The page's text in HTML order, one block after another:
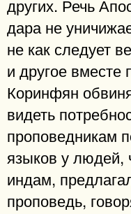
других. Речь
дара не
не как следует
и другое вместе
Коринфян
видеть
проповедникам
языков у
индам,
проповедь,